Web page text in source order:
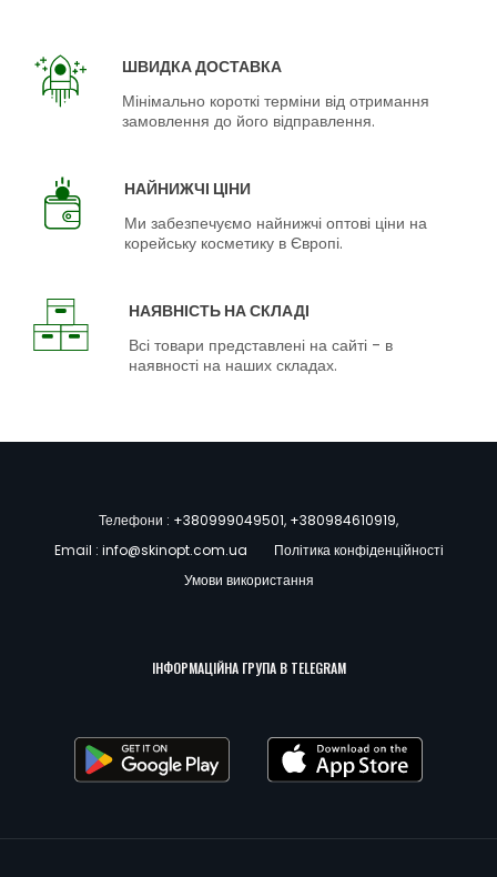
ШВИДКА ДОСТАВКА
Мінімально короткі терміни від отримання
замовлення до його відправлення.
НАЙНИЖЧІ ЦІНИ
Ми забезпечуємо найнижчі оптові ціни на
корейську косметику в Європі.
НАЯВНІСТЬ НА СКЛАДІ
Всі товари представлені на сайті - в
наявності на наших складах.
Телефони : +380999049501, +380984610919,
Email : info@skinopt.com.ua
Політика конфіденційності
Умови використання
ІНФОРМАЦІЙНА ГРУПА В TELEGRAM